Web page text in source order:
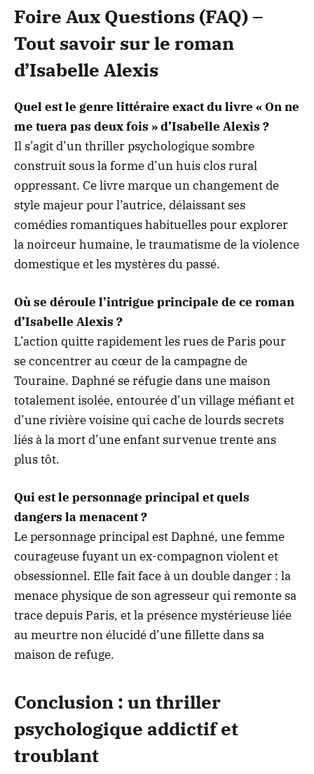
Foire Aux Questions (FAQ) –
Tout savoir sur le roman
d’Isabelle Alexis
Quel est le genre littéraire exact du livre « On ne
me tuera pas deux fois » d’Isabelle Alexis ?
Il s’agit d’un thriller psychologique sombre
construit sous la forme d’un huis clos rural
oppressant. Ce livre marque un changement de
style majeur pour l’autrice, délaissant ses
comédies romantiques habituelles pour explorer
la noirceur humaine, le traumatisme de la violence
domestique et les mystères du passé.
Où se déroule l’intrigue principale de ce roman
d’Isabelle Alexis ?
L’action quitte rapidement les rues de Paris pour
se concentrer au cœur de la campagne de
Touraine. Daphné se réfugie dans une maison
totalement isolée, entourée d’un village méfiant et
d’une rivière voisine qui cache de lourds secrets
liés à la mort d’une enfant survenue trente ans
plus tôt.
Qui est le personnage principal et quels
dangers la menacent ?
Le personnage principal est Daphné, une femme
courageuse fuyant un ex-compagnon violent et
obsessionnel. Elle fait face à un double danger : la
menace physique de son agresseur qui remonte sa
trace depuis Paris, et la présence mystérieuse liée
au meurtre non élucidé d’une fillette dans sa
maison de refuge.
Conclusion : un thriller
psychologique addictif et
troublant